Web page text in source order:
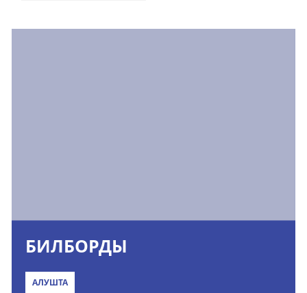
БИЛБОРДЫ
АЛУШТА